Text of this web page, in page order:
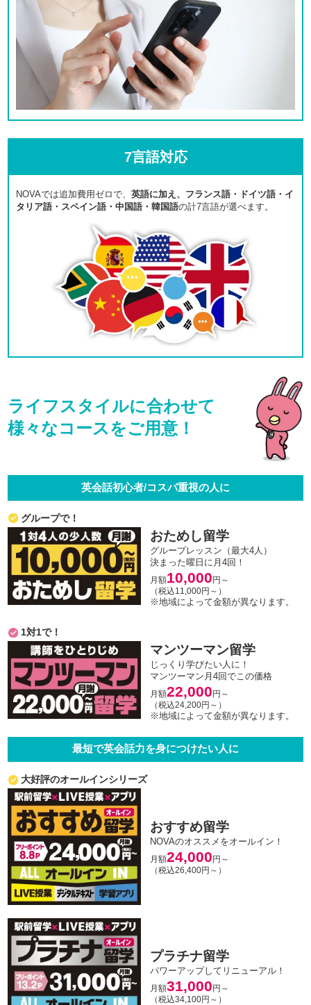
7言語対応
NOVAでは追加費用ゼロで、 英語に加え、フランス語・ドイツ語・イ
タリア語・スペイン語・中国語・韓国語の計7言語が選べます。
ライフスタイルに合わせて
様々なコースをご用意！
英会話初心者/コスパ重視の人に
グループで！
おためし留学
グループレッスン（最大4人）
決まった曜日に月4回！
月額10,000 円～
（税込11,000円～）
※地域によって金額が異なります。
1対1で！
マンツーマン留学
じっくり学びたい人に！
マンツーマン月4回でこの価格
月額22,000 円～
（税込24,200円～）
※地域によって金額が異なります。
最短で英会話力を身につけたい人に
大好評のオールインシリーズ
おすすめ留学
NOVAのオススメをオールイン！
月額24,000 円～
（税込26,400円～）
プラチナ留学
パワーアップしてリニューアル！
月額31,000 円～
（税込34,100円～）